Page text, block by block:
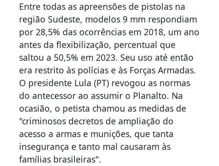
Entre todas as apreensões de pistolas na
região Sudeste, modelos 9 mm respondiam
por 28,5% das ocorrências em 2018, um ano
antes da flexibilização, percentual que
saltou a 50,5% em 2023. Seu uso até então
era restrito às polícias e às Forças Armadas.
O presidente Lula (PT) revogou as normas
do antecessor ao assumir o Planalto. Na
ocasião, o petista chamou as medidas de
"criminosos decretos de ampliação do
acesso a armas e munições, que tanta
insegurança e tanto mal causaram às
famílias brasileiras".